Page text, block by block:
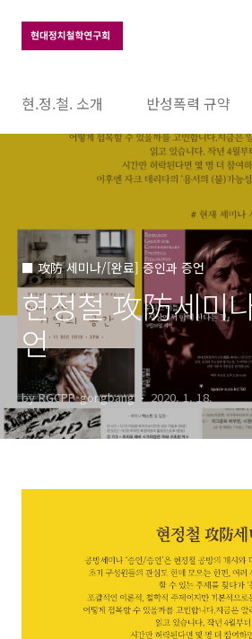
현.정.철. 소개 반성폭력 규약
■ 攻防 세미나/[완료] 증인과 증언
현정철 攻防세미
언
by RGCPP-gongbang 2020. 1. 18.